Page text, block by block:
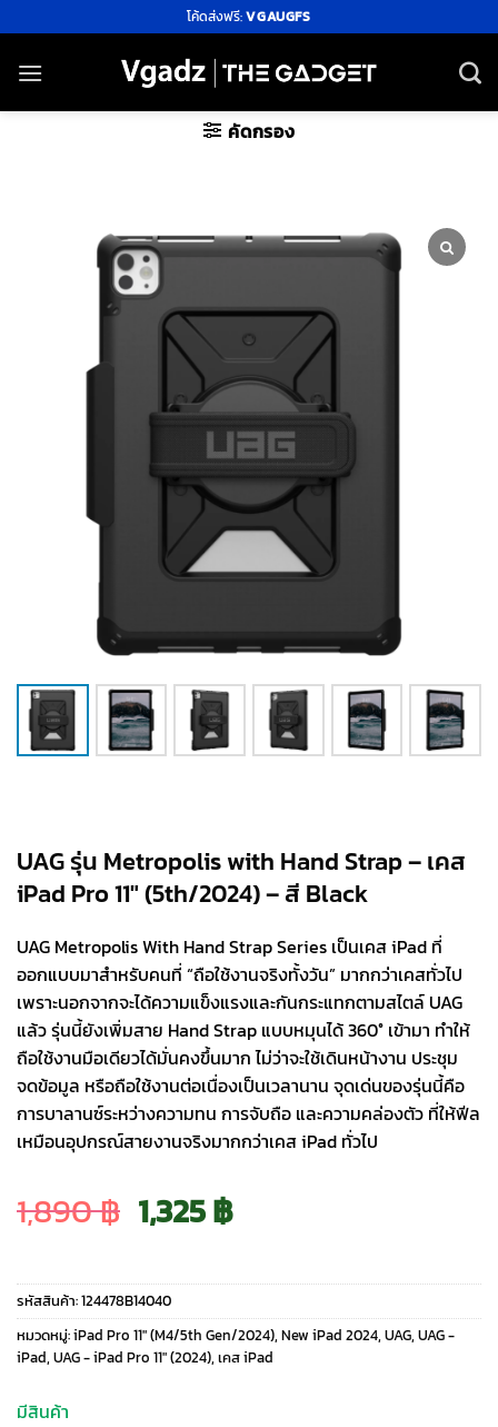
ไป
ยัง
โค้ดส่งฟรี:VGAUGFS
คัดกรอง
UAG รุ่น Metropolis with Hand Strap – เคส
iPad Pro 11″ (5th/2024) – สี Black
UAG Metropolis With Hand Strap Series เป็นเคส iPad ที่
ออกแบบมาสำหรับคนที่ “ถือใช้งานจริงทั้งวัน” มากกว่าเคสทั่วไป
เพราะนอกจากจะได้ความแข็งแรงและกันกระแทกตามสไตล์ UAG
แล้ว รุ่นนี้ยังเพิ่มสาย Hand Strap แบบหมุนได้ 360° เข้ามา ทำให้
ถือใช้งานมือเดียวได้มั่นคงขึ้นมาก ไม่ว่าจะใช้เดินหน้างาน ประชุม
จดข้อมูล หรือถือใช้งานต่อเนื่องเป็นเวลานาน จุดเด่นของรุ่นนี้คือ
การบาลานซ์ระหว่างความทน การจับถือ และความคล่องตัว ที่ให้ฟีล
เหมือนอุปกรณ์สายงานจริงมากกว่าเคส iPad ทั่วไป
1,890฿ Original
price
was:
1,325฿Current
price
is:
รหัสสินค้า:124478B14040
หมวดหมู่:iPad Pro 11" (M4/5th Gen/2024), New iPad 2024, UAG, UAG -
iPad, UAG - iPad Pro 11" (2024), เคส iPad
มีสินค้า